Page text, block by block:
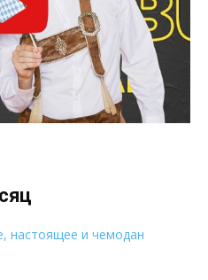
настоящее и чемодан